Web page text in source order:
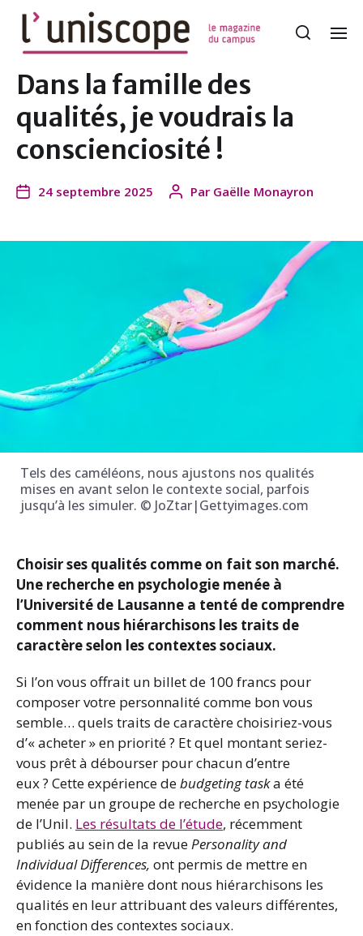
Dans la famille des
qualités, je voudrais la
conscienciosité !
24 septembre 2025 Par Gaëlle Monayron
Tels des caméléons, nous ajustons nos qualités
mises en avant selon le contexte social, parfois
jusqu’à les simuler. © JoZtar|Gettyimages.com
Choisir ses qualités comme on fait son marché.
Une recherche en psychologie menée à
l’Université de Lausanne a tenté de comprendre
comment nous hiérarchisons les traits de
caractère selon les contextes sociaux.
Si l’on vous offrait un billet de 100 francs pour
composer votre personnalité comme bon vous
semble… quels traits de caractère choisiriez-vous
d’« acheter » en priorité ? Et quel montant seriez-
vous prêt à débourser pour chacun d’entre
eux ? Cette expérience debudgeting taska été
menée par un groupe de recherche en psychologie
de l’Unil. Les résultats de l’étude, récemment
publiés au sein de la revuePersonality and
Individual Differences, ont permis de mettre en
évidence la manière dont nous hiérarchisons les
qualités en leur attribuant des valeurs différentes,
en fonction des contextes sociaux.